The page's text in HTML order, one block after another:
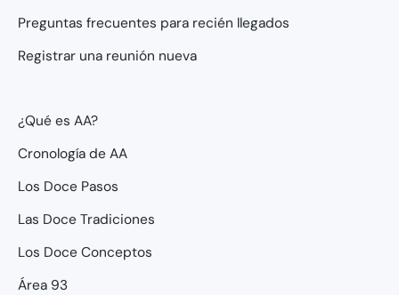
Preguntas frecuentes para recién llegados
Registrar una reunión nueva
¿Qué es AA?
Cronología de AA
Los Doce Pasos
Las Doce Tradiciones
Los Doce Conceptos
Área 93